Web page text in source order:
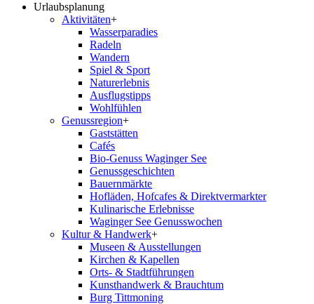
Urlaubsplanung
Aktivitäten+
Wasserparadies
Radeln
Wandern
Spiel & Sport
Naturerlebnis
Ausflugstipps
Wohlfühlen
Genussregion+
Gaststätten
Cafés
Bio-Genuss Waginger See
Genussgeschichten
Bauernmärkte
Hofläden, Hofcafes & Direktvermarkter
Kulinarische Erlebnisse
Waginger See Genusswochen
Kultur & Handwerk+
Museen & Ausstellungen
Kirchen & Kapellen
Orts- & Stadtführungen
Kunsthandwerk & Brauchtum
Burg Tittmoning